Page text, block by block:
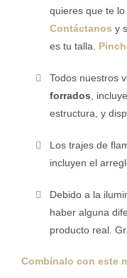
quieres que te
Contáctanos y
es tu talla.
Todos nuestros
forrados, incluye
estructura, y
Los trajes de
incluyen el
Debido a la
haber alguna
producto real.
Combínalo con este